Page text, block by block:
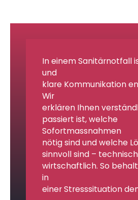
In einem Sanitärnotfall
und
klare Kommunikation
Wir
erklären Ihnen
passiert ist, welche
Sofortmassnahmen
nötig sind und welche
sinnvoll sind –
wirtschaftlich. So
in
einer Stresssituation